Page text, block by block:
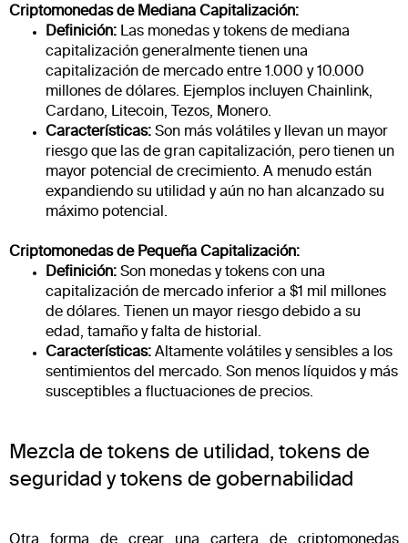
Criptomonedas de Mediana Capitalización:
Definición: Las monedas y tokens de mediana
capitalización generalmente tienen una
capitalización de mercado entre 1.000 y 10.000
millones de dólares. Ejemplos incluyen Chainlink,
Cardano, Litecoin, Tezos, Monero.
Características: Son más volátiles y llevan un mayor
riesgo que las de gran capitalización, pero tienen un
mayor potencial de crecimiento. A menudo están
expandiendo su utilidad y aún no han alcanzado su
máximo potencial.
Criptomonedas de Pequeña Capitalización:
Definición: Son monedas y tokens con una
capitalización de mercado inferior a $1 mil millones
de dólares. Tienen un mayor riesgo debido a su
edad, tamaño y falta de historial.
Características: Altamente volátiles y sensibles a los
sentimientos del mercado. Son menos líquidos y más
susceptibles a fluctuaciones de precios.
Mezcla de tokens de utilidad, tokens de
seguridad y tokens de gobernabilidad